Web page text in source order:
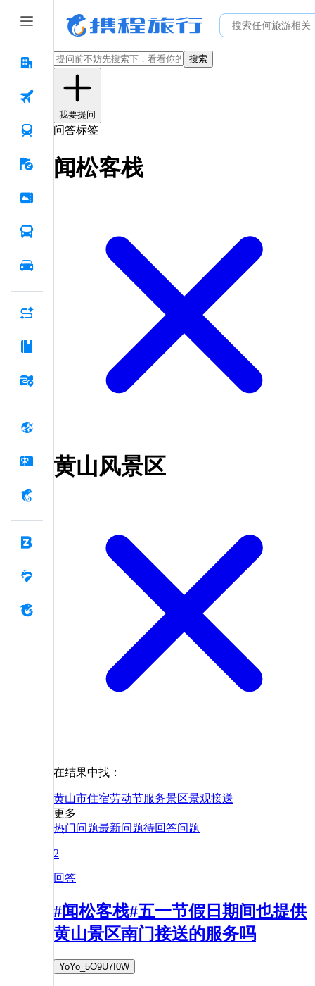
搜索
我要提问
问答标签
闻松客栈
黄山风景区
在结果中找：
黄山市住宿劳动节服务景区景观接送
更多
热门问题最新问题待回答问题
2
回答
#闻松客栈#五一节假日期间也提供
黄山景区南门接送的服务吗
YoYo_5O9U7I0W